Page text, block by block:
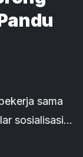
sama
sosialisasi